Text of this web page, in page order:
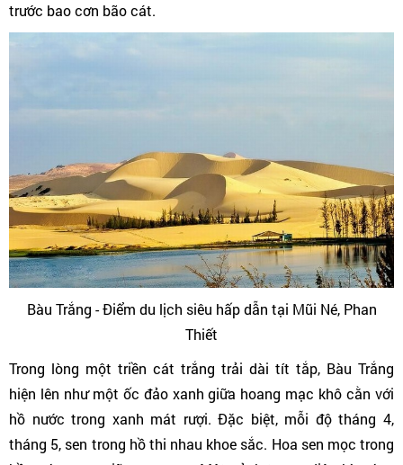
trước bao cơn bão cát.
Bàu Trắng - Điểm du lịch siêu hấp dẫn tại Mũi Né, Phan
Thiết
Trong lòng một triền cát trắng trải dài tít tắp, Bàu Trắng
hiện lên như một ốc đảo xanh giữa hoang mạc khô cằn với
hồ nước trong xanh mát rượi. Đặc biệt, mỗi độ tháng 4,
tháng 5, sen trong hồ thi nhau khoe sắc. Hoa sen mọc trong